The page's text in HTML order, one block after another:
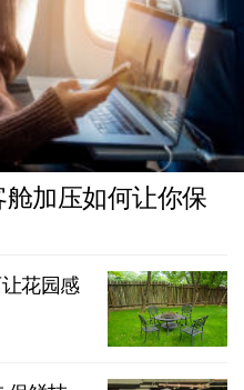
加压如何让你保
花园感